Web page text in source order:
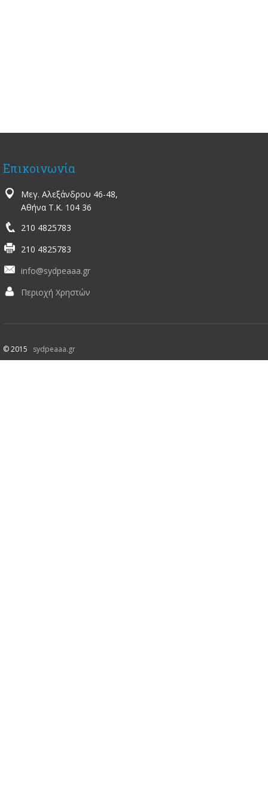
Επικοινωνία
Μεγ. Αλεξάνδρου 46-48,
Αθήνα Τ.Κ. 104 36
210 4825783
210 4825783
info@sydpeaaa.gr
Περιοχή Χρηστών
© 2015 sydpeaaa.gr